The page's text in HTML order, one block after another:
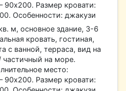
90х200. Размер кровати:
Особенности: джакузи
м, основное здание, 3-6
кровать, гостиная,
с ванной, терраса, вид на
на море.
место:
90х200. Размер кровати: